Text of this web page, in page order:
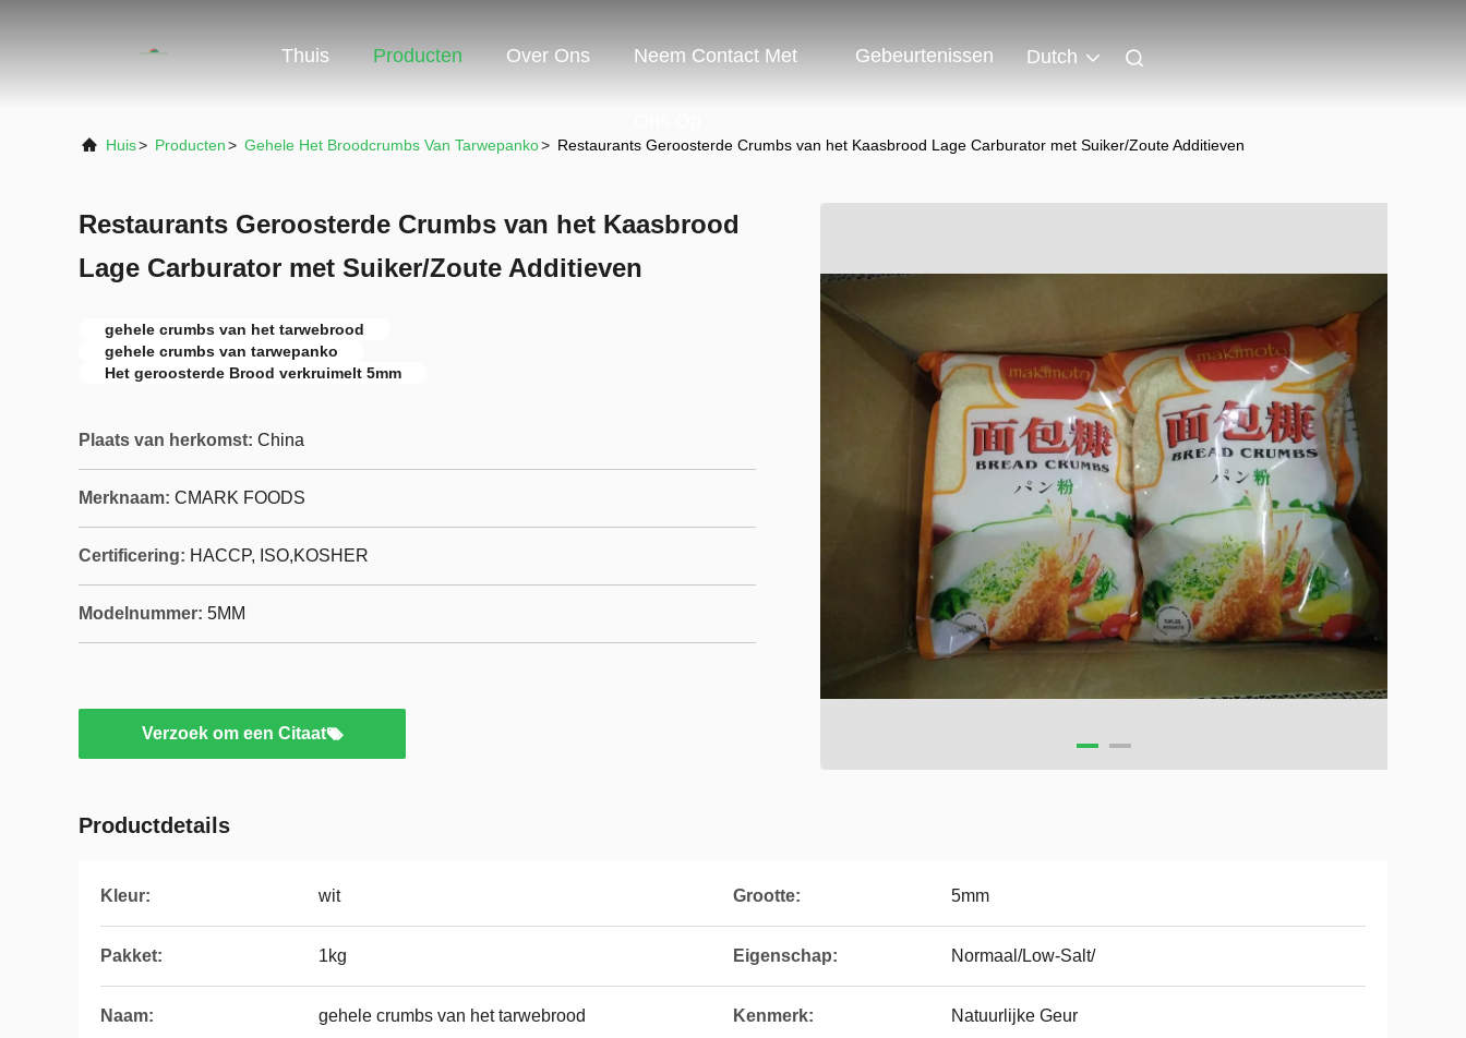
Thuis Producten Over Ons Neem Contact Met Gebeurtenissen Dutch
Huis> Producten> Gehele Het Broodcrumbs Van Tarwepanko> Restaurants Geroosterde Crumbs van het Kaasbrood Lage Carburator met Suiker/Zoute Additieven
Restaurants Geroosterde Crumbs van het Kaasbrood
Lage Carburator met Suiker/Zoute Additieven
gehele crumbs van het tarwebrood
gehele crumbs van tarwepanko
Het geroosterde Brood verkruimelt 5mm
Plaats van herkomst: China
Merknaam: CMARK FOODS
Certificering: HACCP, ISO,KOSHER
Modelnummer: 5MM
Verzoek om een Citaat
Productdetails
Kleur: wit Grootte: 5mm
Pakket: 1kg Eigenschap: Normaal/Low-Salt/
Naam: gehele crumbs van het tarwebrood Kenmerk: Natuurlijke Geur